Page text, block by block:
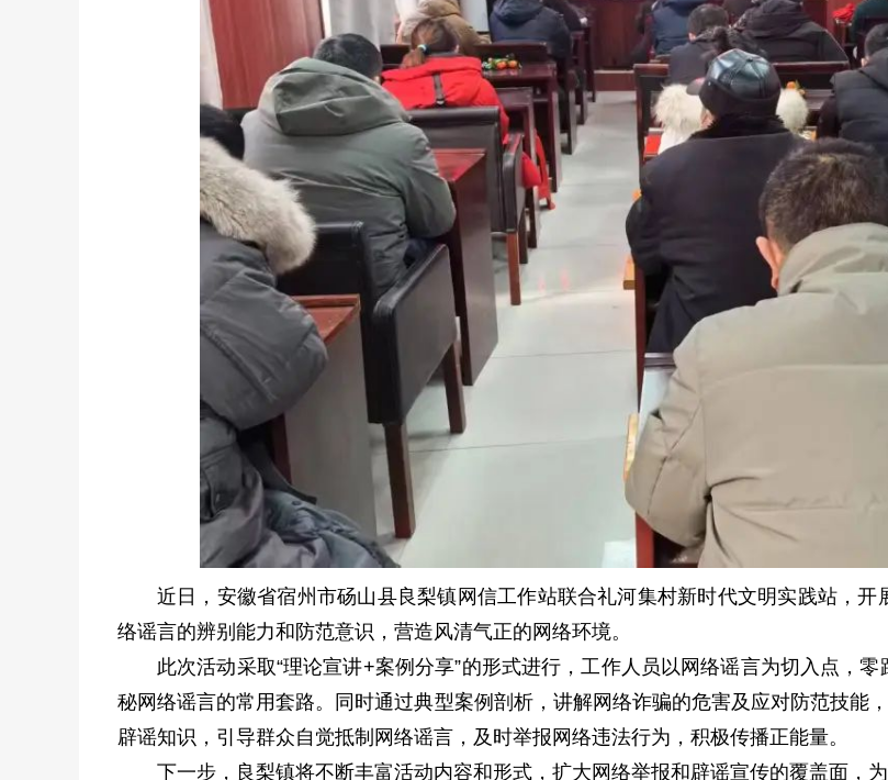
近日，安徽省宿州市砀山县良梨镇网信工作站联合礼河集村新时代文明实践站，
络谣言的辨别能力和防范意识，营造风清气正的网络环境。
此次活动采取“理论宣讲+案例分享”的形式进行，工作人员以网络谣言为切入点，
秘网络谣言的常用套路。同时通过典型案例剖析，讲解网络诈骗的危害及应对防范技能
辟谣知识，引导群众自觉抵制网络谣言，及时举报网络违法行为，积极传播正能量。
下一步，良梨镇将不断丰富活动内容和形式，扩大网络举报和辟谣宣传的覆盖面，